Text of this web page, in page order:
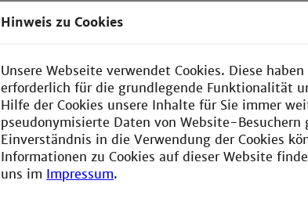
Hinweis zu Cookies
Unsere Webseite verwendet Cookies. Diese
erforderlich für die grundlegende Funktionalität
Hilfe der Cookies unsere Inhalte für Sie immer
pseudonymisierte Daten von Website-
Einverständnis in die Verwendung der Cookies
Informationen zu Cookies auf dieser Website
uns im Impressum.